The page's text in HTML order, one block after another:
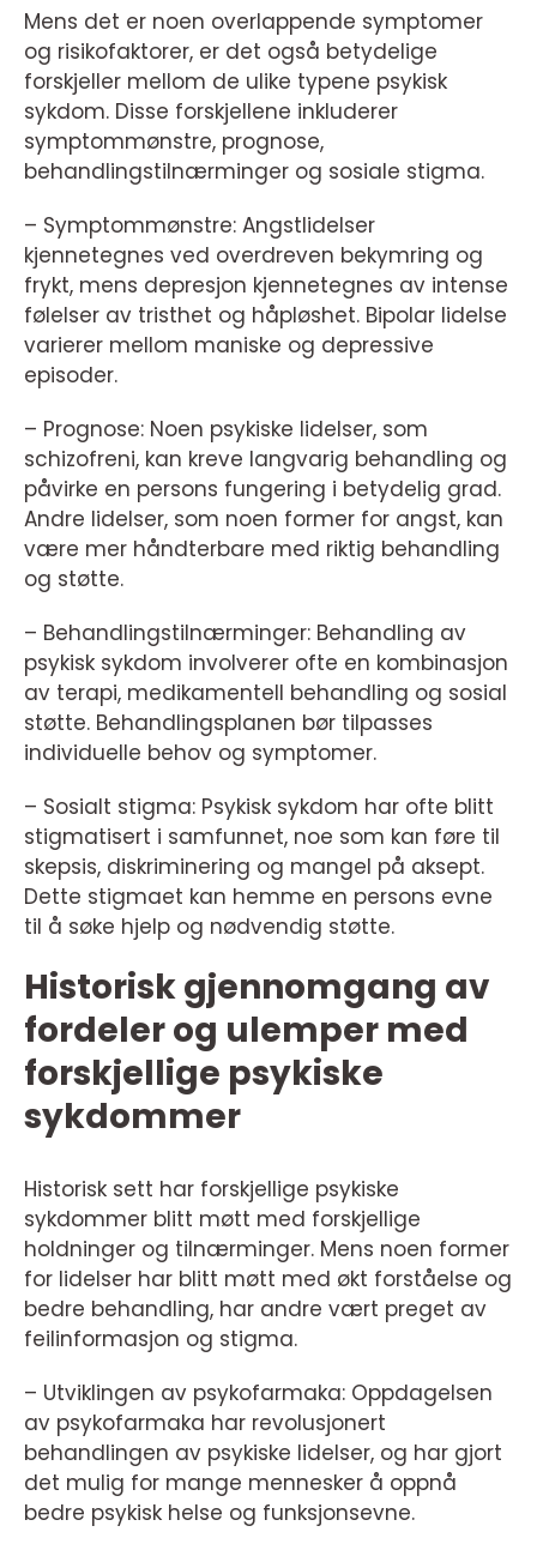
Mens det er noen overlappende symptomer
og risikofaktorer, er det også betydelige
forskjeller mellom de ulike typene psykisk
sykdom. Disse forskjellene inkluderer
symptommønstre, prognose,
behandlingstilnærminger og sosiale stigma.
– Symptommønstre: Angstlidelser
kjennetegnes ved overdreven bekymring og
frykt, mens depresjon kjennetegnes av intense
følelser av tristhet og håpløshet. Bipolar lidelse
varierer mellom maniske og depressive
episoder.
– Prognose: Noen psykiske lidelser, som
schizofreni, kan kreve langvarig behandling og
påvirke en persons fungering i betydelig grad.
Andre lidelser, som noen former for angst, kan
være mer håndterbare med riktig behandling
og støtte.
– Behandlingstilnærminger: Behandling av
psykisk sykdom involverer ofte en kombinasjon
av terapi, medikamentell behandling og sosial
støtte. Behandlingsplanen bør tilpasses
individuelle behov og symptomer.
– Sosialt stigma: Psykisk sykdom har ofte blitt
stigmatisert i samfunnet, noe som kan føre til
skepsis, diskriminering og mangel på aksept.
Dette stigmaet kan hemme en persons evne
til å søke hjelp og nødvendig støtte.
Historisk gjennomgang av
fordeler og ulemper med
forskjellige psykiske
sykdommer
Historisk sett har forskjellige psykiske
sykdommer blitt møtt med forskjellige
holdninger og tilnærminger. Mens noen former
for lidelser har blitt møtt med økt forståelse og
bedre behandling, har andre vært preget av
feilinformasjon og stigma.
– Utviklingen av psykofarmaka: Oppdagelsen
av psykofarmaka har revolusjonert
behandlingen av psykiske lidelser, og har gjort
det mulig for mange mennesker å oppnå
bedre psykisk helse og funksjonsevne.